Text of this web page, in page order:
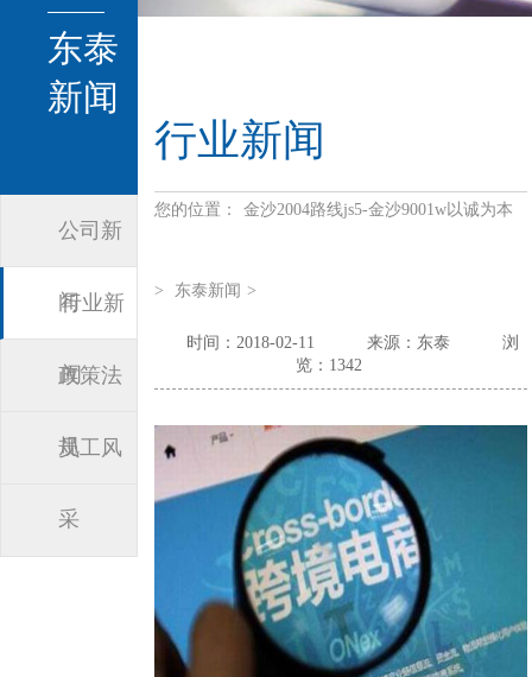
东泰
新闻
公司新
闻
行业新
闻
政策法
规
员工风
采
行业新闻
您的位置： 金沙2004路线js5-金沙9001w以诚为本
> 东泰新闻 >
时间：2018-02-11 来源：东泰
浏
览：1342